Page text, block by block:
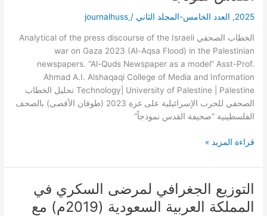
2025
, العدد الخامس-المجلد الثاني /
ِjournalhuss
الخطاب الصحفي Analytical of the press discourse of the Israeli
war on Gaza 2023 (Al-Aqsa Flood) in the Palestinian
newspapers. “Al-Quds Newspaper as a model” Asst-Prof.
Ahmad A.I. Alshaqaqi College of Media and Information
Technology| University of Palestine | Palestine تحليل الخطاب
الصحفي للحرب الإسرائيلية على غزة 2023 (طوفان الأقصى) بالصحف
الفلسطينية “صحيفة القدس نموذجاً”
غزة
(طوفان
الأقصى)
بالصحف
الفلسطينية
“صحيفة
القدس
نموذجاً”
قراءة المزيد »
التوزيع الجغرافي لمرضى السكري في
المملكة العربية السعودية (2019م) مع
التوزيع
الجغرافي
لمرضى